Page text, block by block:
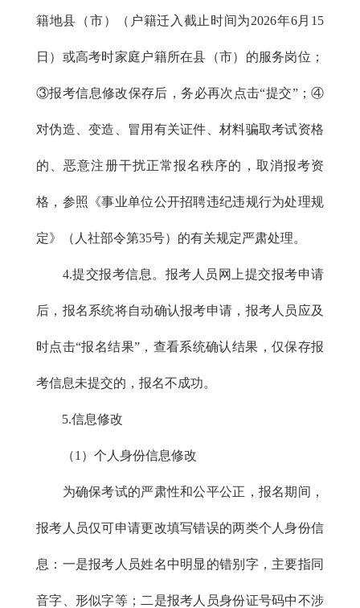
籍地县（市）（户籍迁入截止时间为2026年6月15
日）或高考时家庭户籍所在县（市）的服务岗位；
③报考信息修改保存后，务必再次点击“提交”；④
对伪造、变造、冒用有关证件、材料骗取考试资格
的、恶意注册干扰正常报名秩序的，取消报考资
格，参照《事业单位公开招聘违纪违规行为处理规
定》（人社部令第35号）的有关规定严肃处理。
4.提交报考信息。报考人员网上提交报考申请
后，报名系统将自动确认报考申请，报考人员应及
时点击“报名结果”，查看系统确认结果，仅保存报
考信息未提交的，报名不成功。
5.信息修改
（1）个人身份信息修改
为确保考试的严肃性和公平公正，报名期间，
报考人员仅可申请更改填写错误的两类个人身份信
息：一是报考人员姓名中明显的错别字，主要指同
音字、形似字等；二是报考人员身份证号码中不涉